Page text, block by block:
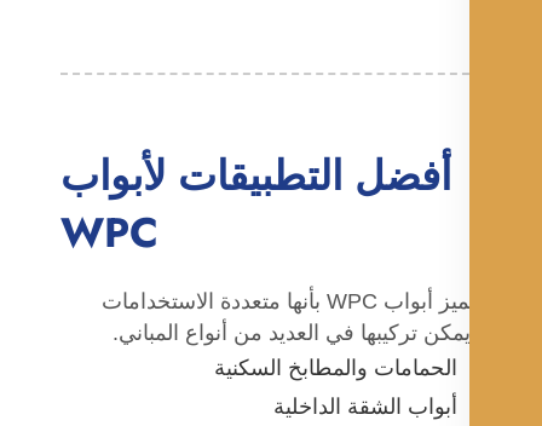
أفضل التطبيقات لأبواب
WPC
تتميز أبواب WPC بأنها متعددة الاستخدامات
تركيبها في العديد من أنواع المباني.
الحمامات والمطابخ السكنية
أبواب الشقة الداخلية